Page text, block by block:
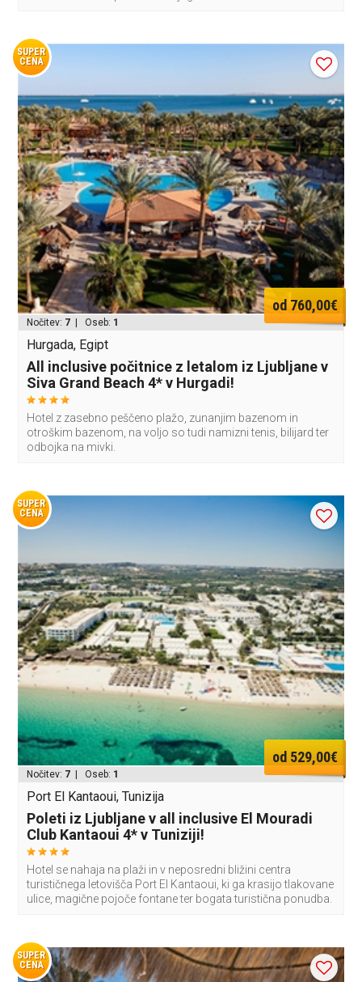
SUPER
CENA
od 760,00€
Nočitev: 7 | Oseb: 1
Hurgada, Egipt
All inclusive počitnice z letalom iz Ljubljane v
Siva Grand Beach 4* v Hurgadi!
Hotel z zasebno peščeno plažo, zunanjim bazenom in
otroškim bazenom, na voljo so tudi namizni tenis, bilijard ter
odbojka na mivki.
SUPER
CENA
od 529,00€
Nočitev: 7 | Oseb: 1
Port El Kantaoui, Tunizija
Poleti iz Ljubljane v all inclusive El Mouradi
Club Kantaoui 4* v Tuniziji!
Hotel se nahaja na plaži in v neposredni bližini centra
turističnega letovišča Port El Kantaoui, ki ga krasijo tlakovane
ulice, magične pojoče fontane ter bogata turistična ponudba.
SUPER
CENA